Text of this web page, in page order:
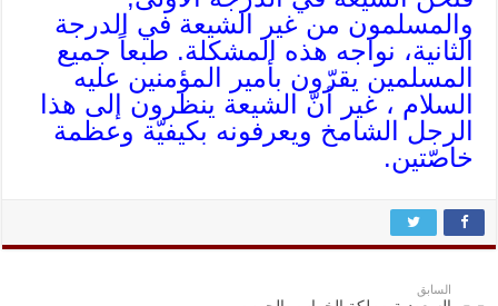
والمسلمون من غير الشيعة في الدرجة
الثانية، نواجه هذه المشكلة. طبعاً جميع
المسلمين يقرّون بأمير المؤمنين عليه
السلام ، غير أنّ الشيعة ينظرون إلى هذا
الرجل الشامخ ويعرفونه بكيفيّة وعظمة
خاصّتين.
السابق